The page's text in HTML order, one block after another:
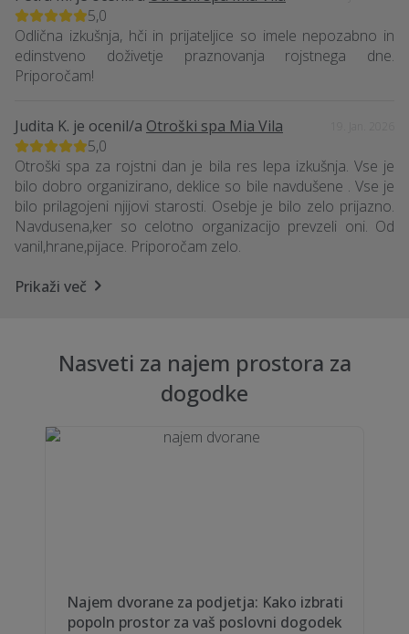
5,0
Odlična izkušnja, hči in prijateljice so imele nepozabno in
edinstveno doživetje praznovanja rojstnega dne.
Priporočam!
Judita K. je ocenil/a Otroški spa Mia Vila
5,0
Otroški spa za rojstni dan je bila res lepa izkušnja. Vse je
bilo dobro organizirano, deklice so bile navdušene . Vse je
bilo prilagojeni njijovi starosti. Osebje je bilo zelo prijazno.
Navdusena,ker so celotno organizacijo prevzeli oni. Od
vanil,hrane,pijace. Priporočam zelo.
Prikaži več
Nasveti za najem prostora za
dogodke
Najem dvorane za podjetja: Kako izbrati
popoln prostor za vaš poslovni dogodek